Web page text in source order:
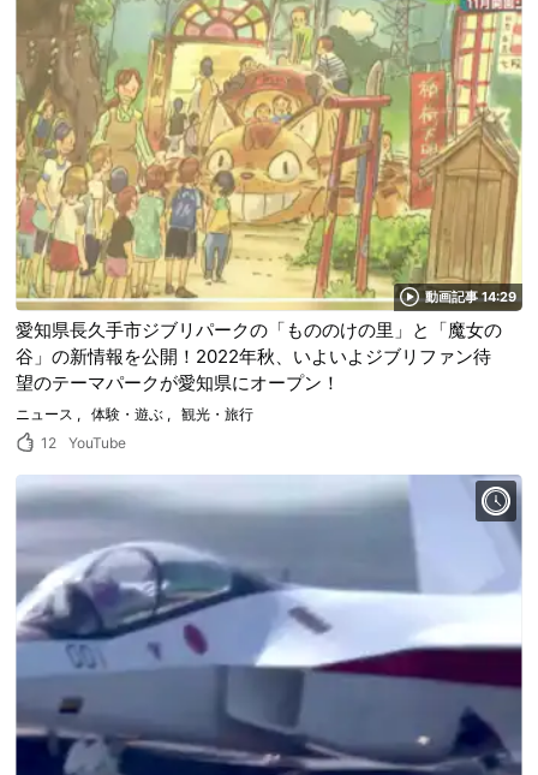
動画記事 14:29
愛知県長久手市ジブリパークの「もののけの里」と「魔女の
谷」の新情報を公開！2022年秋、いよいよジブリファン待
望のテーマパークが愛知県にオープン！
ニュース 体験・遊ぶ
観光・旅行
12
YouTube